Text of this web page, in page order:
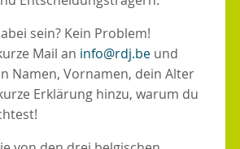
sein? Kein Problem!
Mail an info@rdj.beund
Namen, Vornamen, dein Alter
Erklärung hinzu, warum du